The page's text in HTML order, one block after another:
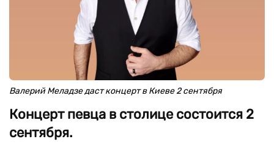
Валерий Меладзе даст концерт в Киеве 2 сентября
Концерт певца в столице состоится 2
сентября.